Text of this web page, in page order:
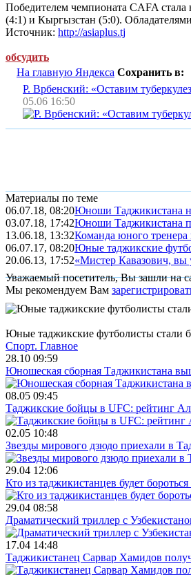
Победителем чемпионата CAFA
(4:1) и Кыргызстан (5:0).
Источник: http://asiaplus.tj
обсудить
На главную Яндекса Сохранить в:
Р. Врбенский: «Оставим
05.06 16:50
Материалы по теме
06.07.18, 08:20Юноши Таджикистана
03.07.18, 17:42Юноши Таджикистана
13.06.18, 13:32Команда юного тренера
06.07.17, 08:20Юные таджикские
20.06.13, 17:52«Мистер Кавазович, вы
Уважаемый посетитель, Вы зашли на
Мы рекомендуем Вам
Юные таджикские футболисты стали
Спорт. Главное
28.10 09:59
Юношеская сборная Таджикистана
08.05 09:45
Таджикские бойцы в UFC: рейтинг
02.05 10:48
Звезды мирового дзюдо приехали в
29.04 12:06
Кто из таджикистанцев будет
29.04 08:58
Драматический триллер с
17.04 14:48
Таджикистанец Сарвар Хамидов